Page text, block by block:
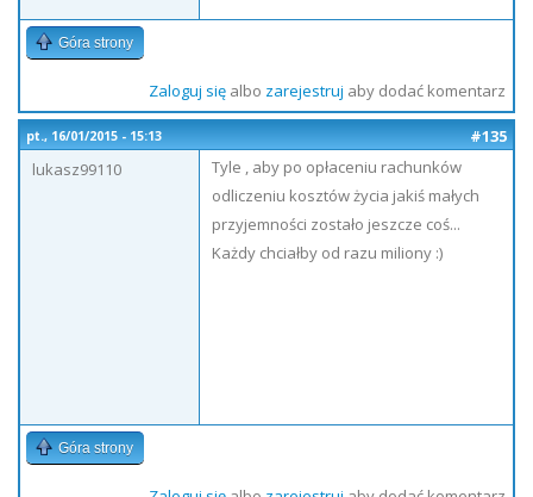
Góra strony
Zaloguj sięalbo zarejestruj aby dodać komentarz
pt., 16/01/2015 - 15:13
#135
lukasz99110
Tyle , aby po opłaceniu rachunków
odliczeniu kosztów życia jakiś małych
przyjemności zostało jeszcze coś...
Każdy chciałby od razu miliony :)
Góra strony